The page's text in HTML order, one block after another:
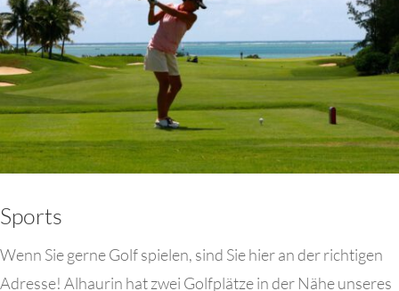
Sports
Wenn Sie gerne Golf spielen, sind Sie hier an der richtigen
Adresse! Alhaurin hat zwei Golfplätze in der Nähe unseres